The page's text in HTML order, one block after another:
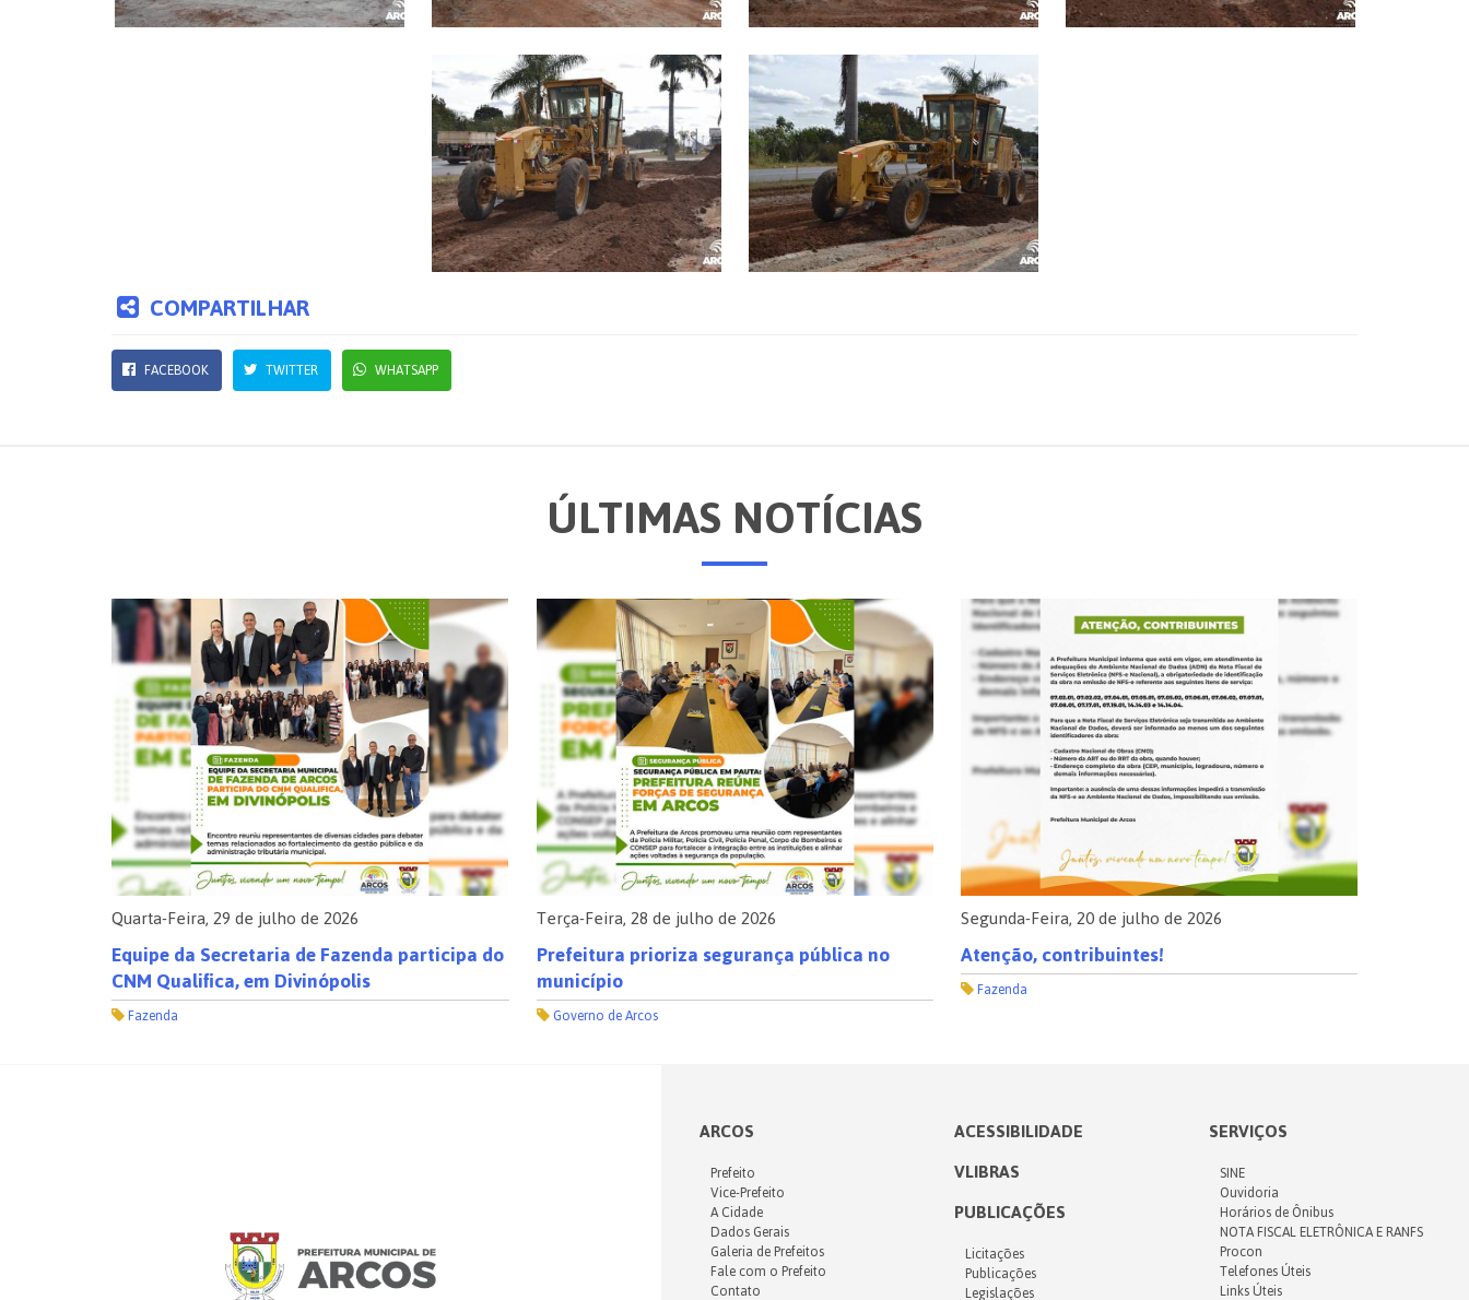
COMPARTILHAR
FACEBOOK TWITTER WHATSAPP
ÚLTIMAS NOTÍCIAS
Quarta-Feira, 29 de julho de 2026
Equipe da Secretaria de Fazenda participa do
CNM Qualifica, em Divinópolis
Fazenda
Terça-Feira, 28 de julho de 2026
Prefeitura prioriza segurança pública no
município
Governo de Arcos
Segunda-Feira, 20 de julho de 2026
Atenção, contribuintes!
Fazenda
ARCOS
Prefeito
Vice-Prefeito
A Cidade
Dados Gerais
Galeria de Prefeitos
Fale com o Prefeito
Contato
ACESSIBILIDADE
VLIBRAS
PUBLICAÇÕES
Licitações
Publicações
Legislações
SERVIÇOS
SINE
Ouvidoria
Horários de Ônibus
NOTA FISCAL ELETRÔNICA E RANFS
Procon
Telefones Úteis
Links Úteis